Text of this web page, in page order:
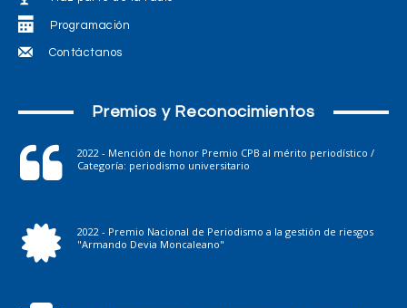
Programación
Contáctanos
Premios y Reconocimientos
2022 - Mención de honor Premio CPB al mérito periodístico /
Categoría: periodismo universitario
2022 - Premio Nacional de Periodismo a la gestión de riesgos
"Armando Devia Moncaleano"